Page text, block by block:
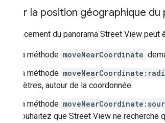
Définir la position géographique du
L'emplacement du panorama Street View
La méthode moveNearCoordinate
La méthode
mètres, autour de la coordonnée.
La méthode
souhaitez que Street View ne